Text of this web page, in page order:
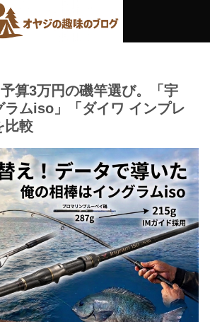
予算3万円の磯竿選び。「宇
ラムiso」「ダイワ インプレ
比較